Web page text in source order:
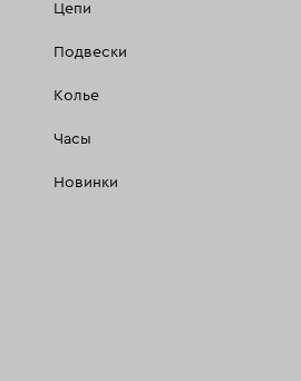
Цепи
Подвески
Колье
Часы
Новинки